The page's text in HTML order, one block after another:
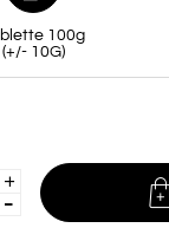
100g
(+/- 10G)